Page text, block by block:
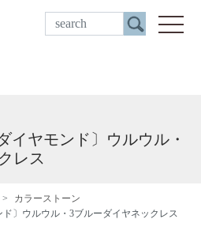
ご来店予約
イヤモンド〕ウルウル・
レス
カラーストーン
〕ウルウル・3ブルーダイヤネックレス